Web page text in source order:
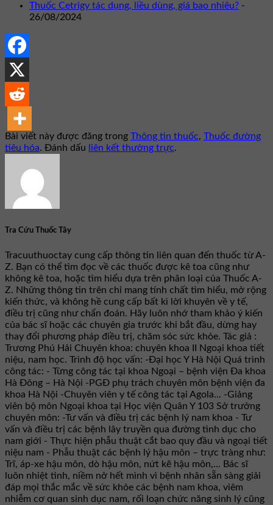
Thuốc Cetrigy tác dụng, liều dùng, giá bao nhiêu? -
26/08/2024
Bài viết này được đăng trong Thông tin thuốc, Thuốc đường
tiêu hóa. Đánh dấu liên kết thường trực.
Tra Cứu Thuốc Tây
Tracuuthuoctay cung cấp thông tin liên quan đến thuốc từ A-
Z. Bạn có thể tìm đọc về các thuốc được kê toa cũng như
không kê toa, hoặc tìm hiểu dựa trên phân loại của Thuốc A-
Z. Những thông tin trên chỉ mang tính chất tìm hiểu, mở rộng
kiến thức, và không hề cung cấp bất kì lời khuyên về y tế,
điều trị cũng như chẩn đoán. Hãy luôn nhớ tham khảo ý kiến
của bác sĩ hoặc các chuyên gia trước khi bắt đầu, dừng hay
thay đổi phương pháp điều trị, chăm sóc sức khỏe. Tác giả :
Trương Phú Hải Chuyên khoa: chuyên khoa II Ngoại khoa tiết
niệu, nam học. Trình độ học vấn: -Đại học Y Hà Nội Quá trình
công tác: - Từng công tác tại khoa Ngoại – bệnh viện Đa khoa
Hà Đông – Hà Nội -PGĐ phụ trách chuyên môn bệnh viện đa
khoa Hà Nội -Chuyên viên y tế công tác tại Agola... -Giảng
viên bộ môn Ngoại khoa tại Học viện Quân Y 103 Sở trưởng
chuyên môn: -Tư vấn và điều trị các bệnh lý nam khoa - Tư
vấn và điều trị các bệnh lây truyền qua đường tình dục cho
nam giới - Thực hiện phẫu thuật cắt bao quy đầu và ngoại tiết
niệu nam - Phẫu thuật các bệnh lý hậu môn – trực tràng như:
Trĩ, áp-xe hậu môn, dò hậu môn, nứt kẽ hậu môn,... Bác sĩ
luôn nhiệt tình, niềm nở hết mình vì bệnh nhân sẵn sàng giải
đáp mọi thắc mắc về sức khỏe các bệnh nam khoa, viêm
nhiễm cơ quan sinh dục nam, rối loạn chức năng sinh lý cũng